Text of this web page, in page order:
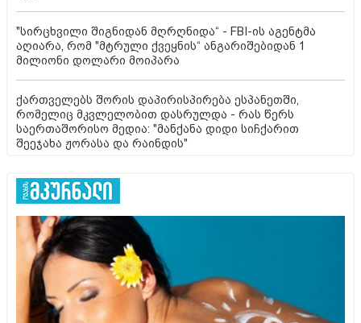
"სირცხვილი შიგნიდან მღრღნიდა“ - FBI-ის აგენტმა
აღიარა, რომ "მტრული ქვეყნის“ ანგარიშებიდან 1
მილიონი დოლარი მოიპარა
ქართველებს შორის დაპირისპირება ესპანეთში,
რომელიც მკვლელობით დასრულდა - რას წერს
საერთაშორისო მედია: "მანქანა დიდი სიჩქარით
შეეჯახა ჟორასა და რაინდის"